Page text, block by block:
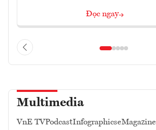
Đọc ngay
Multimedia
VnE TVPodcastInfographicseMagazine